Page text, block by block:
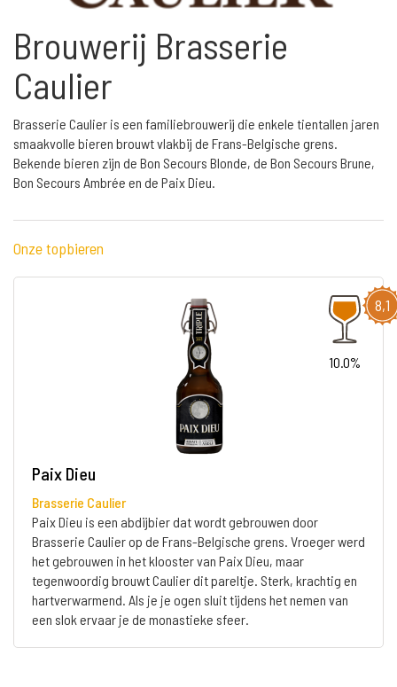
Brouwerij Brasserie
Caulier
Brasserie Caulier is een familiebrouwerij die enkele tientallen jaren
smaakvolle bieren brouwt vlakbij de Frans-Belgische grens.
Bekende bieren zijn de Bon Secours Blonde, de Bon Secours Brune,
Bon Secours Ambrée en de Paix Dieu.
Onze topbieren
8,1
10.0%
Paix Dieu
Brasserie Caulier
Paix Dieu is een abdijbier dat wordt gebrouwen door
Brasserie Caulier op de Frans-Belgische grens. Vroeger werd
het gebrouwen in het klooster van Paix Dieu, maar
tegenwoordig brouwt Caulier dit pareltje. Sterk, krachtig en
hartverwarmend. Als je je ogen sluit tijdens het nemen van
een slok ervaar je de monastieke sfeer.